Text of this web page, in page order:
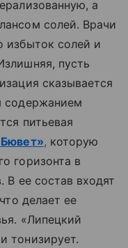
а
солей. Врачи
избыток солей и
пусть
сказывается
содержанием
питьевая
, которую
горизонта в
В ее состав входят
делает ее
«Липецкий
тонизирует.